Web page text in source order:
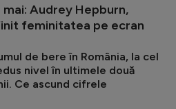
Audrey Hepburn,
feminitatea pe ecran
de bere în România, la cel
nivel în ultimele două
Ce ascund cifrele